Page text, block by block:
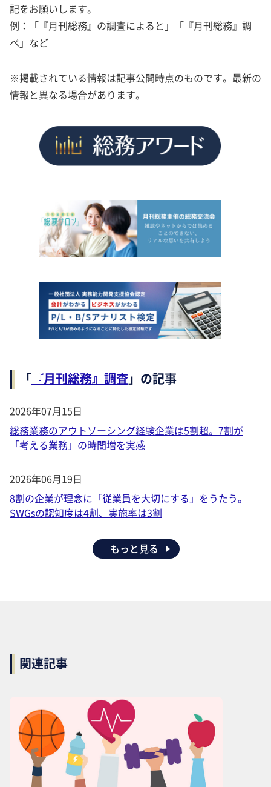
記をお願いします。
例：「『月刊総務』の調査によると」「『月刊総務』調
べ」など
※掲載されている情報は記事公開時点のものです。最新の
情報と異なる場合があります。
「 『月刊総務』調査」の記事
2026年07月15日
総務業務のアウトソーシング経験企業は5割超。7割が
「考える業務」の時間増を実感
2026年06月19日
8割の企業が理念に「従業員を大切にする」をうたう。
SWGsの認知度は4割、実施率は3割
もっと見る
関連記事